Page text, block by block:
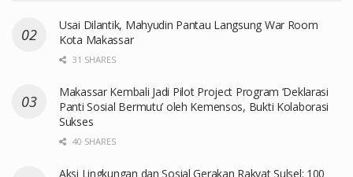
Usai Dilantik, Mahyudin Pantau Langsung War Room
Kota Makassar
31 SHARES
Makassar Kembali Jadi Pilot Project Program ‘Deklarasi
Panti Sosial Bermutu’ oleh Kemensos, Bukti Kolaborasi
Sukses
40 SHARES
Aksi Lingkungan dan Sosial Gerakan Rakyat Sulsel: 100